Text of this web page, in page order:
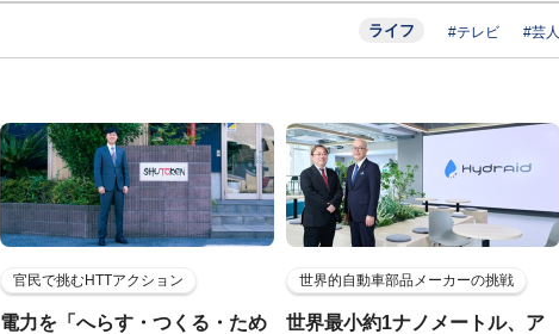
ライフ #テレビ #芸人
官民で挑むHTTアクション
電力を「へらす・つくる・ため
世界的自動車部品メーカーの挑戦
世界最小約1ナノメートル、ア